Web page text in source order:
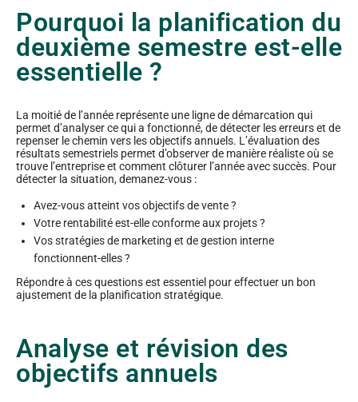
Pourquoi la planification du
deuxième semestre est-elle
essentielle ?
La moitié de l’année représente une ligne de démarcation qui
permet d’analyser ce qui a fonctionné, de détecter les erreurs et de
repenser le chemin vers les objectifs annuels. L’évaluation des
résultats semestriels permet d’observer de manière réaliste où se
trouve l’entreprise et comment clôturer l’année avec succès. Pour
détecter la situation, demanez-vous :
Avez-vous atteint vos objectifs de vente ?
Votre rentabilité est-elle conforme aux projets ?
Vos stratégies de marketing et de gestion interne
fonctionnent-elles ?
Répondre à ces questions est essentiel pour effectuer un bon
ajustement de la planification stratégique.
Analyse et révision des
objectifs annuels